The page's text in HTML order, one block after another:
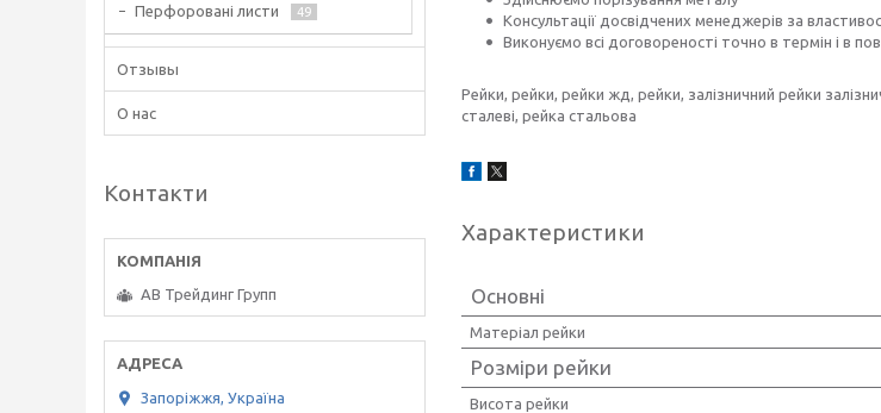
Консультації досвідчених менеджерів за
Виконуємо всі договореності точно в термін і в
Рейки, рейки, рейки жд, рейки, залізничний рейки
сталеві, рейка стальова
Характеристики
Основні
Матеріал рейки
Розміри рейки
Висота рейки
Перфоровані листи 49
Отзывы
О нас
Контакти
АВ Трейдинг Групп
Запоріжжя, Україна